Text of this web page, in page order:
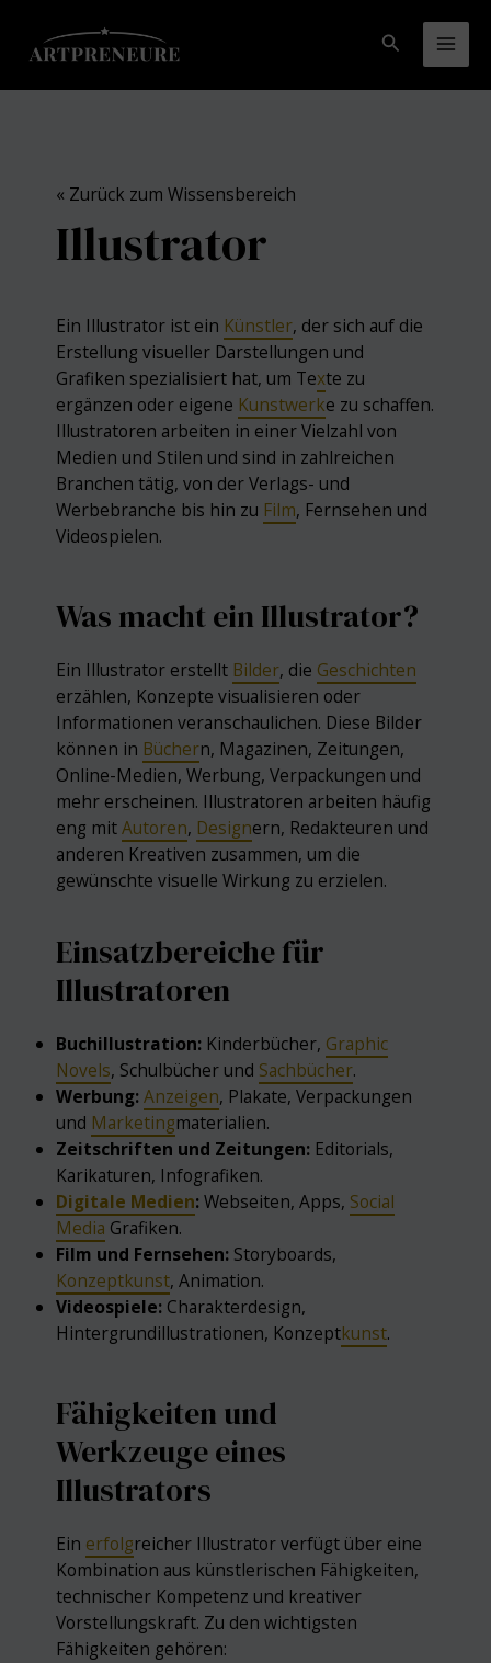
Inhalt
springen
Suchen
« Zurück zum Wissensbereich
Illustrator
Ein Illustrator ist ein Künstler, der sich auf die
Erstellung visueller Darstellungen und
Grafiken spezialisiert hat, um Texte zu
ergänzen oder eigene Kunstwerke zu schaffen.
Illustratoren arbeiten in einer Vielzahl von
Medien und Stilen und sind in zahlreichen
Branchen tätig, von der Verlags- und
Werbebranche bis hin zu Film, Fernsehen und
Videospielen.
Was macht ein Illustrator?
Ein Illustrator erstellt Bilder, die Geschichten
erzählen, Konzepte visualisieren oder
Informationen veranschaulichen. Diese Bilder
können in Büchern, Magazinen, Zeitungen,
Online-Medien, Werbung, Verpackungen und
mehr erscheinen. Illustratoren arbeiten häufig
eng mitAutoren, Designern, Redakteuren und
anderen Kreativen zusammen, um die
gewünschte visuelle Wirkung zu erzielen.
Einsatzbereiche für
Illustratoren
Buchillustration: Kinderbücher, Graphic
Novels, Schulbücher und Sachbücher.
Werbung:Anzeigen, Plakate, Verpackungen
und Marketingmaterialien.
Zeitschriften und Zeitungen: Editorials,
Karikaturen, Infografiken.
Digitale Medien:Webseiten, Apps, Social
Media Grafiken.
Film und Fernsehen: Storyboards,
Konzeptkunst, Animation.
Videospiele: Charakterdesign,
Hintergrundillustrationen, Konzeptkunst.
Fähigkeiten und
Werkzeuge eines
Illustrators
Ein erfolgreicher Illustrator verfügt über eine
Kombination aus künstlerischen Fähigkeiten,
technischer Kompetenz und kreativer
Vorstellungskraft. Zu den wichtigsten
Fähigkeiten gehören: